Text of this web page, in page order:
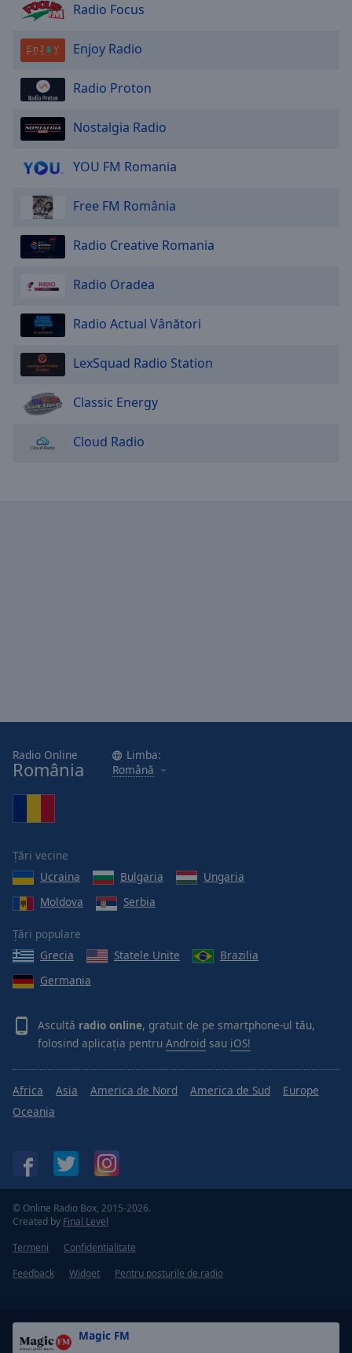
Magic FM
Radio Focus
Enjoy Radio
Radio Proton
Nostalgia Radio
YOU FM Romania
Free FM România
Radio Creative Romania
Radio Oradea
Radio Actual Vânători
LexSquad Radio Station
Classic Energy
Cloud Radio
Radio Online
România
Limba:
Română
Țări vecine
Ucraina
Bulgaria
Ungaria
Moldova
Serbia
Țări populare
Grecia
Statele Unite
Brazilia
Germania
Ascultă radio online, gratuit de pe smartphone-ul tău,
folosind aplicația pentru Android sau iOS!
Africa Asia America de Nord America de Sud
Europe
Oceania
© Online Radio Box, 2015-2026.
Created by Final Level
Termeni
Confidențialitate
Feedback
Widget Pentru posturile de radio